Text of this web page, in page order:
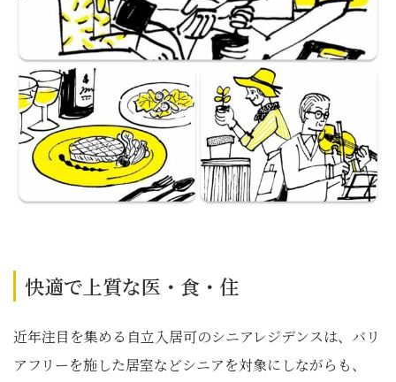
快適で上質な医・食・住
近年注目を集める自立入居可のシニアレジデンスは、バリ
アフリーを施した居室などシニアを対象にしながらも、